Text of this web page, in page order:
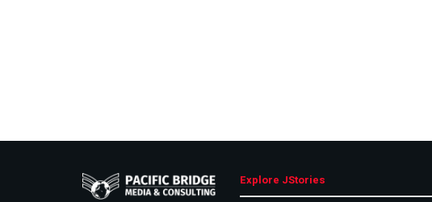
Explore JStories